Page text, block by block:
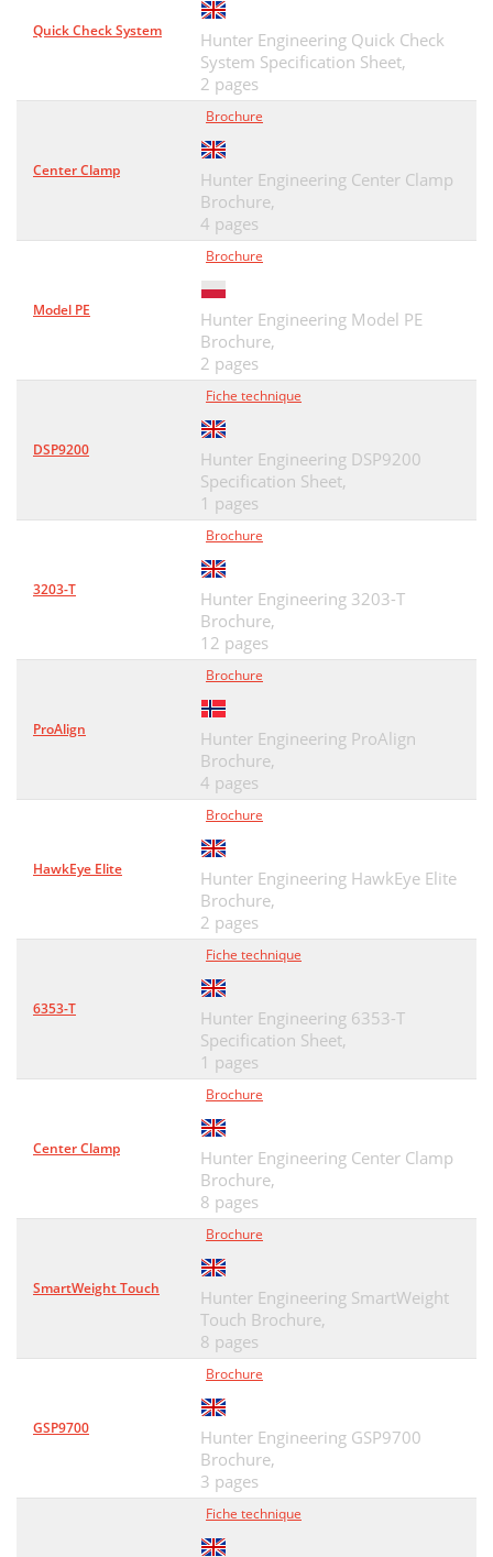
Quick Check System
Hunter Engineering Quick Check
System Specification Sheet,
2 pages
Center Clamp
Brochure
Hunter Engineering Center Clamp
Brochure,
4 pages
Model PE
Brochure
Hunter Engineering Model PE
Brochure,
2 pages
DSP9200
Fiche technique
Hunter Engineering DSP9200
Specification Sheet,
1 pages
3203-T
Brochure
Hunter Engineering 3203-T
Brochure,
12 pages
ProAlign
Brochure
Hunter Engineering ProAlign
Brochure,
4 pages
HawkEye Elite
Brochure
Hunter Engineering HawkEye Elite
Brochure,
2 pages
6353-T
Fiche technique
Hunter Engineering 6353-T
Specification Sheet,
1 pages
Center Clamp
Brochure
Hunter Engineering Center Clamp
Brochure,
8 pages
SmartWeight Touch
Brochure
Hunter Engineering SmartWeight
Touch Brochure,
8 pages
GSP9700
Brochure
Hunter Engineering GSP9700
Brochure,
3 pages
Fiche technique